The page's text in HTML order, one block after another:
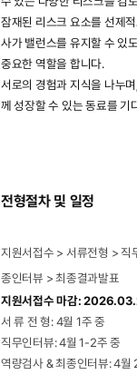
잠재된 리스크 요소를 선제
사가 밸런스를 유지할 수 있
중요한 역할을 합니다.
서로의 경험과 지식을 나누
께 성장할 수 있는 동료를 기
전형절차 및 일정
지원서접수 > 서류전형 > 직
종인터뷰 > 최종결과발표
지원서접수 마감:
서 류 전 형: 4월 1주 중
직무인터뷰: 4월 1-2주 중
역량검사 & 최종인터뷰: 4월